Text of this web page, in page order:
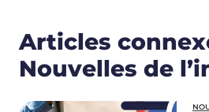
Articles
Nouvelles de